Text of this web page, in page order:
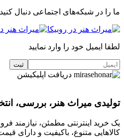
ما را در شبکه‌های اجتماعی دنبال کنید
لطفا ایمیل خود را وارد نمایید
دریافت اپلیکیشن
تولیدی میراث هنر، بررسی،
یک خرید اینترنتی مطمئن، نیازمند
کالاهایی متنوع، باکیفیت و دارای